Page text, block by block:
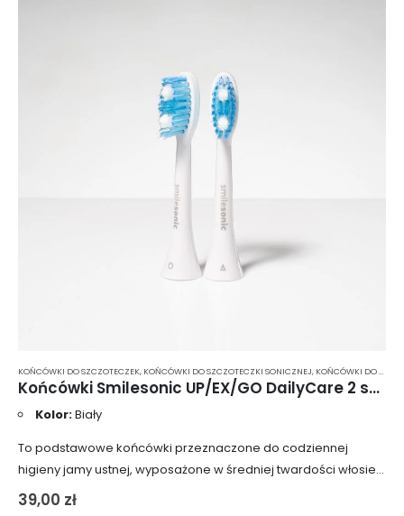
KOŃCÓWKI DO SZCZOTECZEK, KOŃCÓWKI DO SZCZOTECZKI SONICZNEJ, KOŃCÓWKI DO SZCZOTECZKI SONICZNEJ SMILESONIC
Końcówki Smilesonic UP/EX/GO DailyCare 2 szt. – białe
Kolor:Biały
To podstawowe końcówki przeznaczone do codziennej
higieny jamy ustnej, wyposażone w średniej twardości włosie,
które skutecznie usuwa bakterie z powierzchni szkliwa. Główki
39,00 zł